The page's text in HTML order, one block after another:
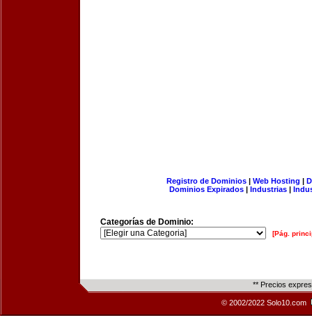
Registro de Dominios| Web Hosting |
Dominios Expirados | Industrias |
Categorías de Dominio:
[Pág.
** Precios
© 2002/2022 Solo10.com